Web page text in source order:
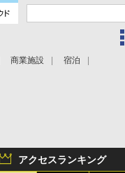
商業施設 宿泊
アクセスランキング